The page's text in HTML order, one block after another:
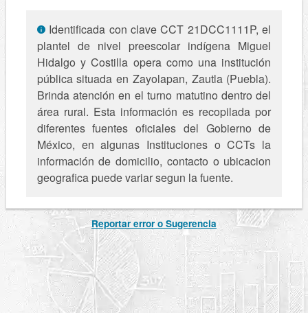
Identificada con clave CCT 21DCC1111P, el
plantel de nivel preescolar indígena Miguel
Hidalgo y Costilla opera como una institución
pública situada en Zayolapan, Zautla (Puebla).
Brinda atención en el turno matutino dentro del
área rural. Esta información es recopilada por
diferentes fuentes oficiales del Gobierno de
México, en algunas Instituciones o CCTs la
información de domicilio, contacto o ubicacion
geografica puede variar segun la fuente.
Reportar error o Sugerencia